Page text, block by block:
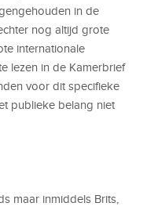
in de
nog altijd grote
internationale
lezen in de Kamerbrief
voor dit specifieke
publieke belang niet
maar inmiddels Brits,